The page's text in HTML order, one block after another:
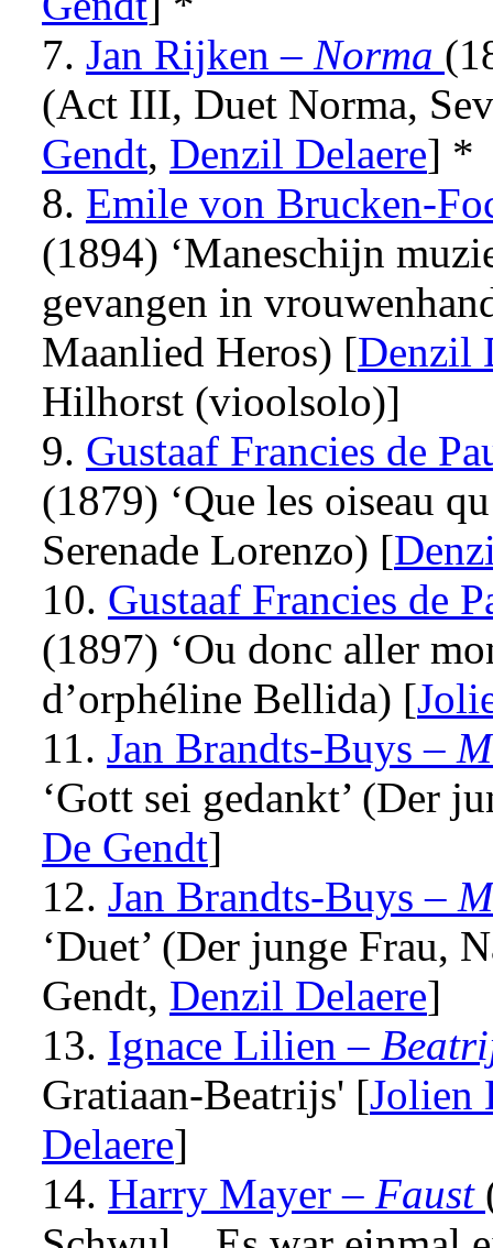
7. Jan Rijken – Norma
(Act III, Duet Norma,
Gendt, Denzil Delaere] *
8. Emile von Brucken-
(1894) ‘Maneschijn
gevangen in
Maanlied Heros) [Denzil
Hilhorst (vioolsolo)]
9. Gustaaf Francies de
(1879) ‘Que les oiseau
Serenade Lorenzo) [
10. Gustaaf Francies de
(1897) ‘Ou donc aller
d’orphéline Bellida) [
11. Jan Brandts-Buys –
‘Gott sei gedankt’ (Der
De Gendt]
12. Jan Brandts-Buys –
‘Duet’ (Der junge Frau,
Gendt, Denzil Delaere]
13. Ignace Lilien –
Gratiaan-Beatrijs' [Jolien
Delaere]
14. Harry Mayer – Faust